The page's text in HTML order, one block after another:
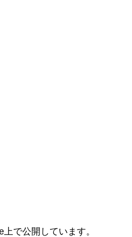
で公開しています。